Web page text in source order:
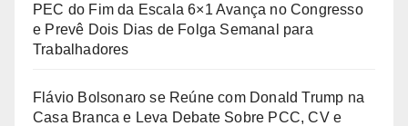
PEC do Fim da Escala 6×1 Avança no Congresso
e Prevê Dois Dias de Folga Semanal para
Trabalhadores
Flávio Bolsonaro se Reúne com Donald Trump na
Casa Branca e Leva Debate Sobre PCC, CV e